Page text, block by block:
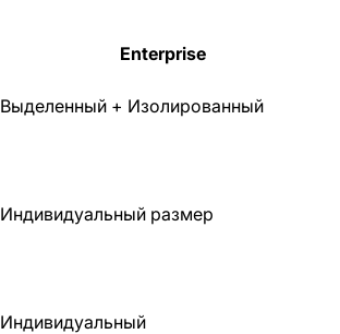
Enterprise
Выделенный + Изолированный
Индивидуальный размер
Индивидуальный